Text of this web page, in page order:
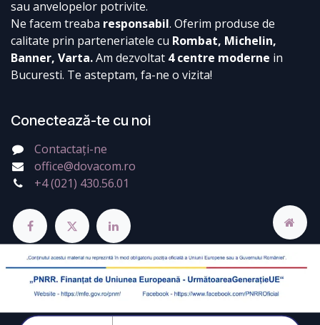
sau anvelopelor potrivite.
Ne facem treaba responsabil. Oferim produse de
calitate prin parteneriatele cu Rombat, Michelin,
Banner, Varta.Am dezvoltat 4 centre moderne in
Bucuresti. Te asteptam, fa-ne o vizita!
Conectează-te cu noi
Contactați-ne
office@dovacom.ro
+4 (021) 430.56.01